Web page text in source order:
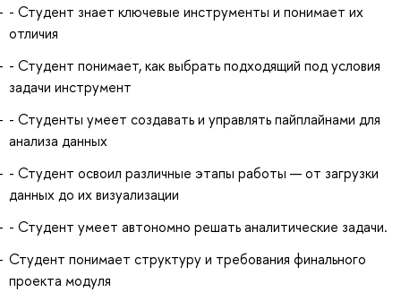
- Студент знает ключевые инструменты и понимает их
отличия
- Студент понимает, как выбрать подходящий под условия
задачи инструмент
- Студенты умеет создавать и управлять пайплайнами для
анализа данных
- Студент освоил различные этапы работы — от загрузки
данных до их визуализации
- Студент умеет автономно решать аналитические задачи.
Студент понимает структуру и требования финального
проекта модуля